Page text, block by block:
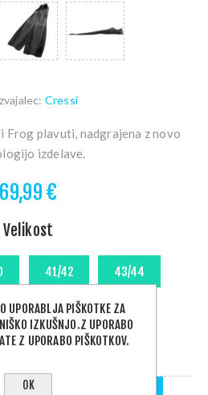
Cressi
Frog plavuti, nadgrajena z novo
izdelave.
69,99 €
Velikost
UPORABLJA PIŠKOTKE ZA
IZKUŠNJO.Z UPORABO
Z UPORABO PIŠKOTKOV.
OK